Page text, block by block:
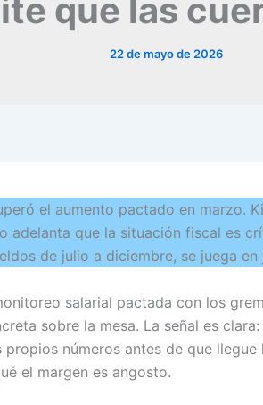
que las
22 de mayo de 2026
el aumento pactado en marzo.
adelanta que la situación fiscal es
de julio a diciembre, se juega en
salarial pactada con los
sobre la mesa. La señal es
números antes de que llegue
el margen es angosto.